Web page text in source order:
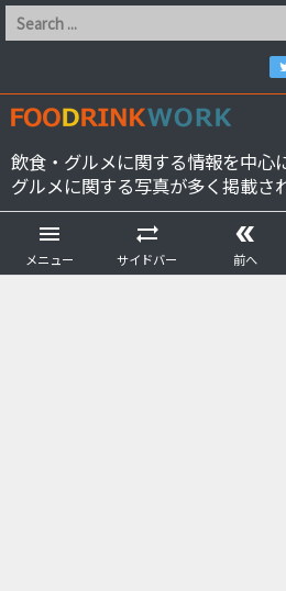
飲食・グルメに関する情報を中心
グルメに関する写真が多く掲載さ

メニュー

サイドバー

前へ